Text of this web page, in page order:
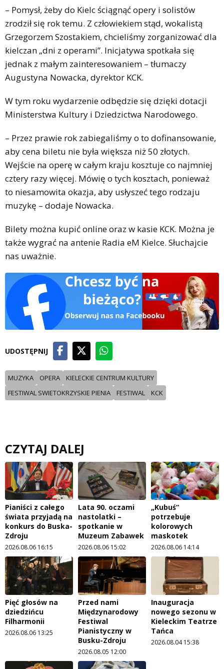
– Pomysł, żeby do Kielc ściągnąć opery i solistów
zrodził się rok temu. Z człowiekiem stąd, wokalistą
Grzegorzem Szostakiem, chcieliśmy zorganizować dla
kielczan „dni z operami”. Inicjatywa spotkała się
jednak z małym zainteresowaniem – tłumaczy
Augustyna Nowacka, dyrektor KCK.
W tym roku wydarzenie odbędzie się dzięki dotacji
Ministerstwa Kultury i Dziedzictwa Narodowego.
– Przez prawie rok zabiegaliśmy o to dofinansowanie,
aby cena biletu nie była większa niż 50 złotych.
Wejście na operę w całym kraju kosztuje co najmniej
cztery razy więcej. Mówię o tych kosztach, ponieważ
to niesamowita okazja, aby usłyszeć tego rodzaju
muzykę – dodaje Nowacka.
Bilety można kupić online oraz w kasie KCK. Można je
także wygrać na antenie Radia eM Kielce. Słuchajcie
nas uważnie.
UDOSTĘPNIJ
MUZYKA OPERA
KIELECKIE CENTRUM KULTURY
FESTIWAL SWIETOKRZYSKIE PIENIA
FESTIWAL KCK
CZYTAJ DALEJ
Pianiści z całego
świata przyjadą na
konkurs do Buska-
Zdroju
2026.08.06 16:15
Lata 90. oczami
nastolatki –
spotkanie w
Muzeum Zabawek
2026.08.06 15:02
„Kubuś”
potrzebuje
kolorowych
maskotek
2026.08.06 14:14
Pięć głosów na
dziedzińcu
Filharmonii
2026.08.06 13:25
Przed nami
Międzynarodowy
Festiwal
Pianistyczny w
Busku-Zdroju
2026.08.05 12:00
Inauguracja
nowego sezonu w
Kieleckim Teatrze
Tańca
2026.08.04 15:38